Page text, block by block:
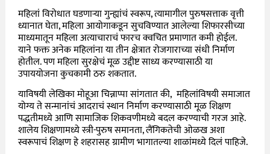
महिलां विरोधात घडणाऱ्या गुन्ह्यांचं स्वरूप, त्यामागील पुरुषसत्ताक वृत्ती
ध्यानात घेता, महिला आयोगाकडून सुचविण्यात आलेल्या शिफारसीच्या
माध्यमातून महिला अत्याचाराचं फारच क्वचित प्रमाणात कमी होईल.
याने फक्त अनेक महिलांना या तीन क्षेत्रात रोजगाराच्या संधी निर्माण
होतील. पण महिला सुरक्षेचं मूळ उद्दीष्ट साध्य करण्यासाठी या
उपाययोजना कुचकामी ठरु शकतात.
याविषयी लेखिका मोहूआ चिन्नाप्पा सांगतात की, महिलांविषयी समाजात
योग्य ते सन्मानांचं आदराचं स्थान निर्माण करण्यासाठी मूळ शिक्षण
पद्धतीमध्ये आणि सामाजिक शिकवणीमध्ये बदल करण्याची गरज आहे.
शालेय शिक्षणामध्ये स्त्री-पुरुष समानता, लैंगिकतेची ओळख अशा
स्वरूपाचं शिक्षण हे शहरासह ग्रामीण भागातल्या शाळांमध्ये दिलं पाहिजे.